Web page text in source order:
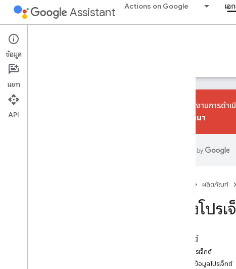
Assistant Actions on Google เอ
Conversational Actions
คำแนะนำ
เราเลิกใช้งานการ
การสนทนา
ผลิตภัณฑ์
สร้างโปร
ในหน้านี้
สร้างโปรเจ็กต์
กำหนดข้อมูลโปรเจ็กต์
ข้อมูล
แชท
API